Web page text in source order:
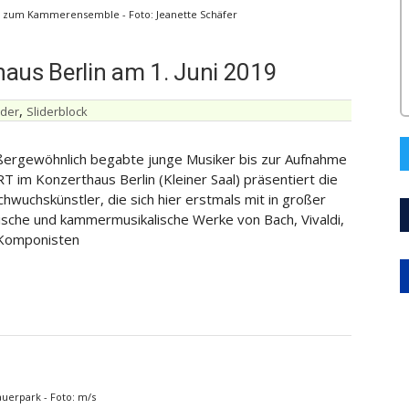
Kammerensemble - Foto: Jeanette Schäfer
Berlin am 1. Juni 2019
, Sliderblock
begabte junge Musiker bis zur Aufnahme
im Konzerthaus Berlin (Kleiner Saal) präsentiert die
die sich hier erstmals mit in großer
und kammermusikalische Werke von Bach, Vivaldi,
- Foto: m/s